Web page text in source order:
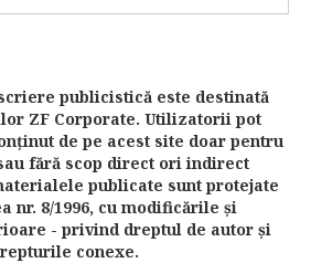
publicistică este destinată
ZF Corporate. Utilizatorii pot
de pe acest site doar pentru
fără scop direct ori indirect
publicate sunt protejate
nr. 8/1996, cu modificările şi
- privind dreptul de autor şi
conexe.